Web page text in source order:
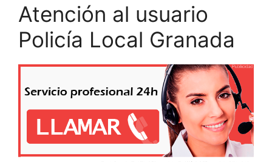
Atención al usuario
Policía Local Granada